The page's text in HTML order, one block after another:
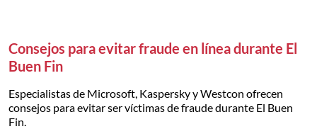
Consejos para evitar fraude en línea durante El
Buen Fin
Especialistas de Microsoft, Kaspersky y Westcon ofrecen
consejos para evitar ser víctimas de fraude durante El Buen
Fin.